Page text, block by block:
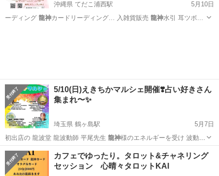
沖縄県 てだこ浦西駅
5月10日
ーディング 龍神カードリーディング… 入雑貨販売 龍神 水引 耳ツボ…
5/10(日)えきちかマルシェ開催❣️占い好きさん
集まれ〜✨
埼玉県 鶴ヶ島駅
5月7日
初出店の 龍波堂 龍波動師 平尾先生 龍神様のエネルギーを受け 波動で
あなたの痛…
埼玉 川越市 その他 マルシェ
カフェでゆったり。タロット&チャネリング
セッション 心晴々タロットKAI